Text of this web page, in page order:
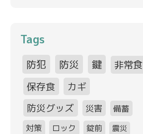
Tags
防犯 防災 鍵 非常食
保存食
カギ
防災グッズ
災害
備蓄
対策
ロック 錠前
震災